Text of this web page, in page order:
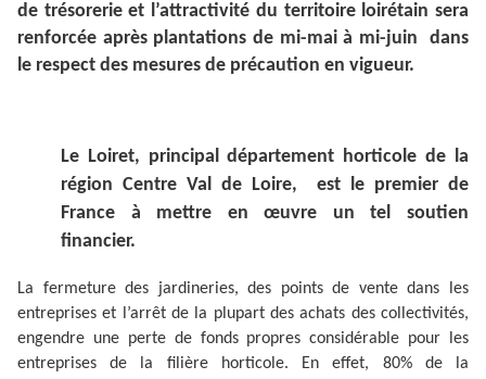
de trésorerie et l’attractivité du territoire loirétain sera
renforcée après plantations de mi-mai à mi-juin dans
le respect des mesures de précaution en vigueur.
Le Loiret, principal département horticole de la
région Centre Val de Loire, est le premier de
France à mettre en œuvre un tel soutien
financier.
La fermeture des jardineries, des points de vente dans les
entreprises et l’arrêt de la plupart des achats des collectivités,
engendre une perte de fonds propres considérable pour les
entreprises de la filière horticole. En effet, 80% de la